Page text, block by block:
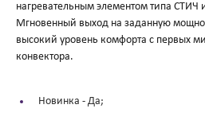
нагревательным элементом типа
Мгновенный выход на заданную
высокий уровень комфорта с первых
конвектора.
Новинка - Да;